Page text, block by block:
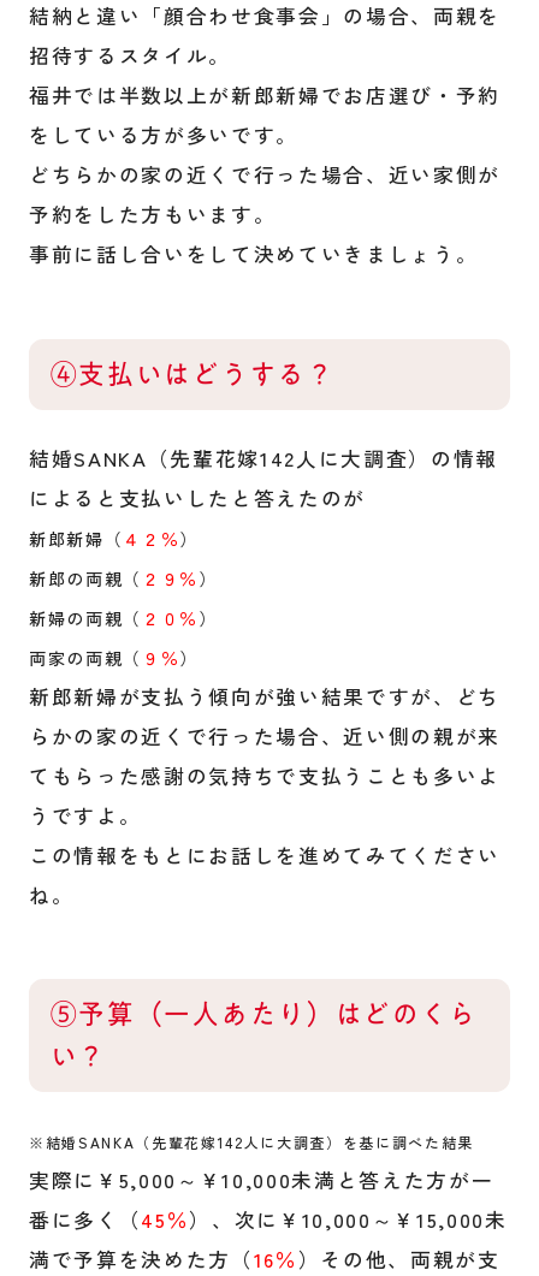
結納と違い「顔合わせ食事会」の場合、両親を
招待するスタイル。
福井では半数以上が新郎新婦でお店選び・予約
をしている方が多いです。
どちらかの家の近くで行った場合、近い家側が
予約をした方もいます。
事前に話し合いをして決めていきましょう。
④支払いはどうする？
結婚SANKA（先輩花嫁142人に大調査）の情報
によると支払いしたと答えたのが
新郎新婦（ ４２％）
新郎の両親（ ２９％ ）
新婦の両親（ ２０％ ）
両家の両親（ ９％）
新郎新婦が支払う傾向が強い結果ですが、どち
らかの家の近くで行った場合、近い側の親が来
てもらった感謝の気持ちで支払うことも多いよ
うですよ。
この情報をもとにお話しを進めてみてください
ね。
⑤予算（一人あたり）はどのくら
い？
※結婚SANKA（先輩花嫁142人に大調査）を基に調べた結果
実際に￥5,000～￥10,000未満と答えた方が一
番に多く（45％）、次に￥10,000～￥15,000未
満で予算を決めた方（16％ ）その他、両親が支